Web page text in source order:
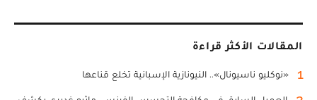
المقالات الأكثر قراءة
1 «نوكليو ناسيونال».. النيونازية الإسبانية تخلع قناعها